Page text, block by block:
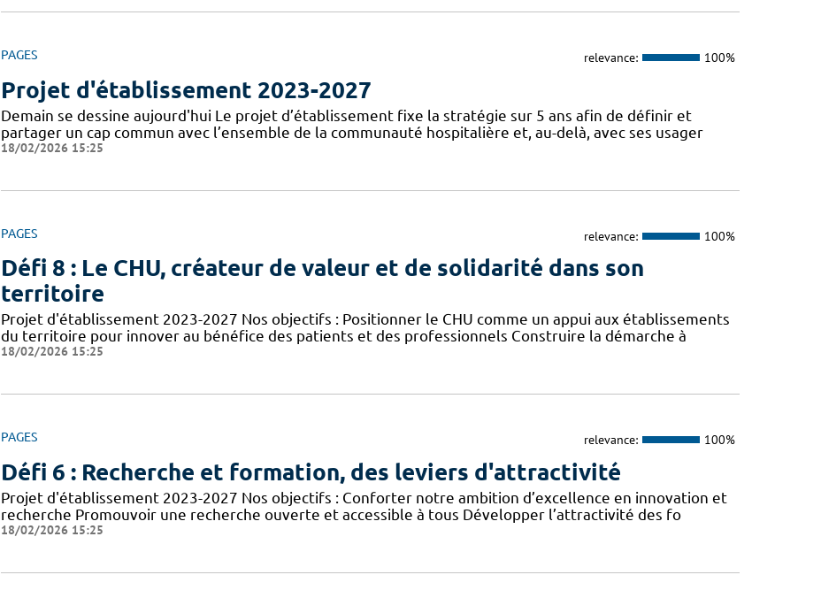
PAGES relevance: 100%
Projet d'établissement 2023-2027
Demain se dessine aujourd'hui Le projet d’établissement fixe la stratégie sur 5 ans afin de définir et
partager un cap commun avec l’ensemble de la communauté hospitalière et, au-delà, avec ses usager
18/02/2026 15:25
PAGES relevance: 100%
Défi 8 : Le CHU, créateur de valeur et de solidarité dans son
territoire
Projet d'établissement 2023-2027 Nos objectifs : Positionner le CHU comme un appui aux établissements
du territoire pour innover au bénéfice des patients et des professionnels Construire la démarche à
18/02/2026 15:25
PAGES relevance: 100%
Défi 6 : Recherche et formation, des leviers d'attractivité
Projet d'établissement 2023-2027 Nos objectifs : Conforter notre ambition d’excellence en innovation et
recherche Promouvoir une recherche ouverte et accessible à tous Développer l’attractivité des fo
18/02/2026 15:25